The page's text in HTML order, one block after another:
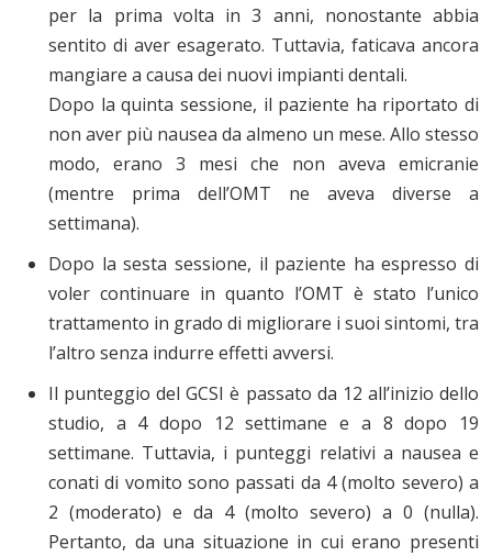
per la prima volta in 3 anni, nonostante abbia
sentito di aver esagerato. Tuttavia, faticava ancora
mangiare a causa dei nuovi impianti dentali.
Dopo la quinta sessione, il paziente ha riportato di
non aver più nausea da almeno un mese. Allo stesso
modo, erano 3 mesi che non aveva emicranie
(mentre prima dell’OMT ne aveva diverse a
settimana).
Dopo la sesta sessione, il paziente ha espresso di
voler continuare in quanto l’OMT è stato l’unico
trattamento in grado di migliorare i suoi sintomi, tra
l’altro senza indurre effetti avversi.
Il punteggio del GCSI è passato da 12 all’inizio dello
studio, a 4 dopo 12 settimane e a 8 dopo 19
settimane. Tuttavia, i punteggi relativi a nausea e
conati di vomito sono passati da 4 (molto severo) a
2 (moderato) e da 4 (molto severo) a 0 (nulla).
Pertanto, da una situazione in cui erano presenti